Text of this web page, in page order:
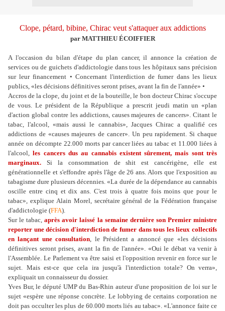
Clope, pétard, bibine, Chirac veut s'attaquer aux addictions
par MATTHIEU ÉCOIFFIER
A l'occasion du bilan d'étape du plan cancer, il annonce la création de
services ou de guichets d'addictologie dans tous les hôpitaux sans précision
sur leur financement • Concernant l'interdiction de fumer dans les lieux
publics, «les décisions définitives seront prises, avant la fin de l'année» •
Accros de la clope, du joint et de la bouteille, le bon docteur Chirac s'occupe
de vous. Le président de la République a prescrit jeudi matin un «plan
d'action global contre les addictions, causes majeures de cancers». Citant le
tabac, l'alcool, «mais aussi le cannabis», Jacques Chirac a qualifié ces
addictions de «causes majeures de cancer». Un peu rapidement. Si chaque
année on décompte 22.000 morts par cancer liées au tabac et 11.000 liées à
l'alcool,les cancers dus au cannabis existent sûrement, mais sont très
marginaux. Si la consommation de shit est cancérigène, elle est
générationnelle et s'effondre après l'âge de 26 ans. Alors que l'exposition au
tabagisme dure plusieurs décennies. «La durée de la dépendance au cannabis
oscille entre cinq et dix ans. C'est trois à quatre fois moins que pour le
tabac», explique Alain Morel, secrétaire général de la Fédération française
d'addictologie (FFA).
Sur le tabac,après avoir laissé la semaine dernière son Premier ministre
reporter une décision d'interdiction de fumer dans tous les lieux collectifs
en lançant une consultation, le Président a annoncé que «les décisions
définitives seront prises, avant la fin de l'année». «Oui le débat va venir à
l'Assemblée. Le Parlement va être saisi et l'opposition revenir en force sur le
sujet. Mais est-ce que cela ira jusqu'à l'interdiction totale? On verra»,
expliquait un connaisseur du dossier.
Yves Bur, le député UMP du Bas-Rhin auteur d'une proposition de loi sur le
sujet «espère une réponse concrète. Le lobbying de certains corporation ne
doit pas occulter les plus de 60.000 morts liés au tabac». «L'annonce faite ce